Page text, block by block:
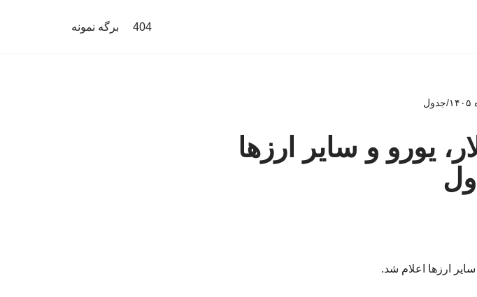
404 برگه نمونه
یورو و سایر ارزها
ارزها اعلام شد.